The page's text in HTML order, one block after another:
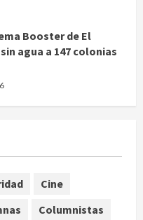
Booster de El
agua a 147 colonias
Cine
Columnistas